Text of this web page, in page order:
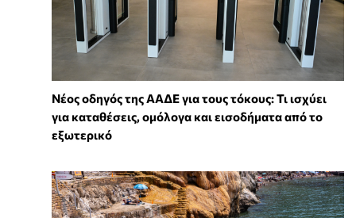
Νέος οδηγός της ΑΑΔΕ για τους τόκους: Τι ισχύει
για καταθέσεις, ομόλογα και εισοδήματα από το
εξωτερικό